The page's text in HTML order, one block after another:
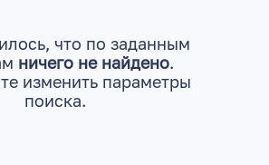
что по заданным
ничего не найдено.
изменить параметры
поиска.